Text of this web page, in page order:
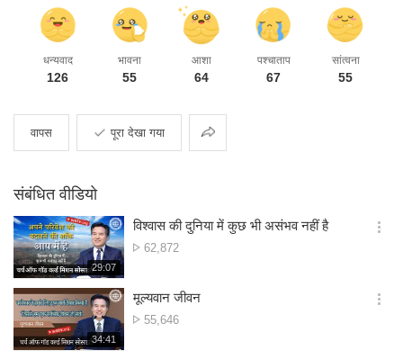
धन्यवाद
126
भावना
55
आशा
64
पश्चाताप
67
सांत्वना
55
वापस पूरा देखा गया
साझा
करना
संबंधित वीडियो
재
생
시
간
29:07
विश्वास की दुनिया में कुछ भी असंभव नहीं है
दृश्य
62,872
옵
기
재
생
34:41
मूल्यवान जीवन
दृश्य
55,646
옵